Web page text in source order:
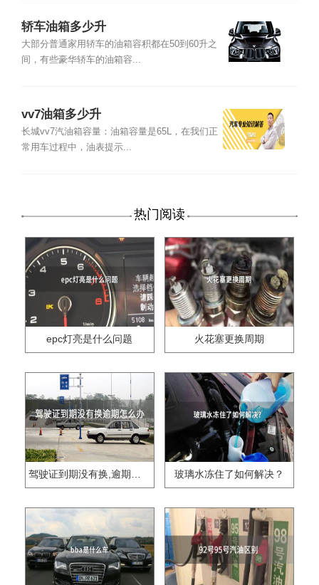
轿车油箱多少升
大部分普通家用轿车的油箱容积都在50到60升之
间，有些豪华轿车的油箱容...
vv7油箱多少升
长城vv7汽油箱容量：油箱容量是65L，在我们正
常用车过程中，油表提示...
热门阅读
epc灯亮是什么问题 火花塞更换周期
驾驶证到期没有换,逾期怎么办?? 玻璃水冻住了如何解决？